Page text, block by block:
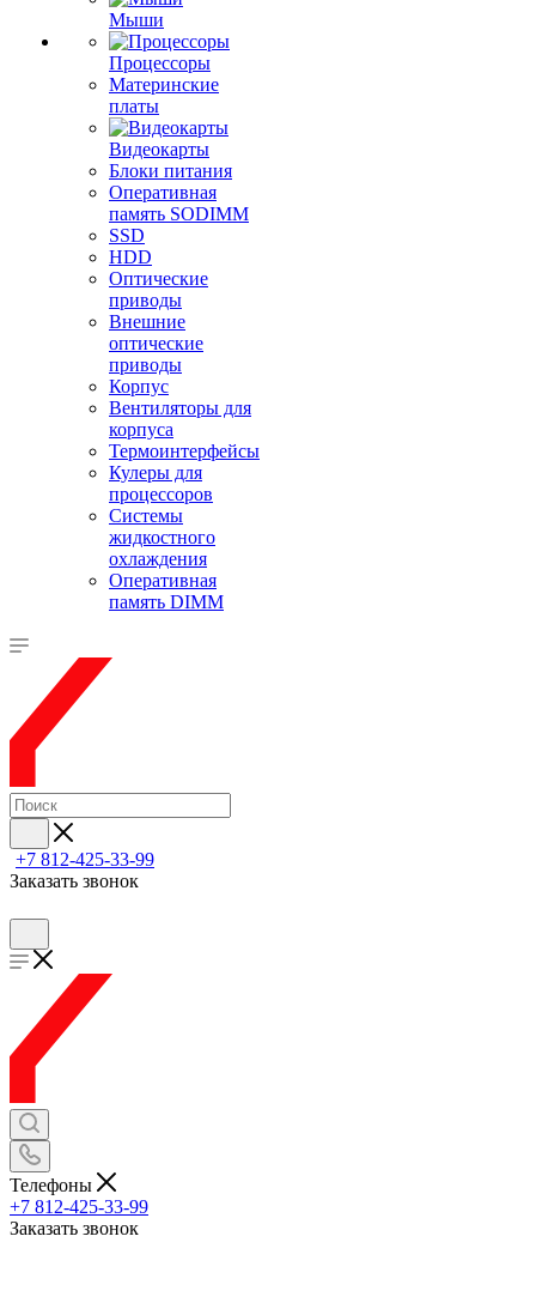
Мыши
Процессоры
Материнские
платы
Видеокарты
Блоки питания
Оперативная
память SODIMM
SSD
HDD
Оптические
приводы
Внешние
оптические
приводы
Корпус
Вентиляторы для
корпуса
Термоинтерфейсы
Кулеры для
процессоров
Системы
жидкостного
охлаждения
Оперативная
память DIMM
+7 812-425-33-99
Заказать звонок
Телефоны
+7 812-425-33-99
Заказать звонок